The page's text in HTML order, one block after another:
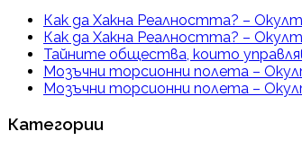
Как да Хакна Реалността? –
Как да Хакна Реалността? –
Тайните общества, които
Мозъчни торсионни полета –
Мозъчни торсионни полета –
Категории